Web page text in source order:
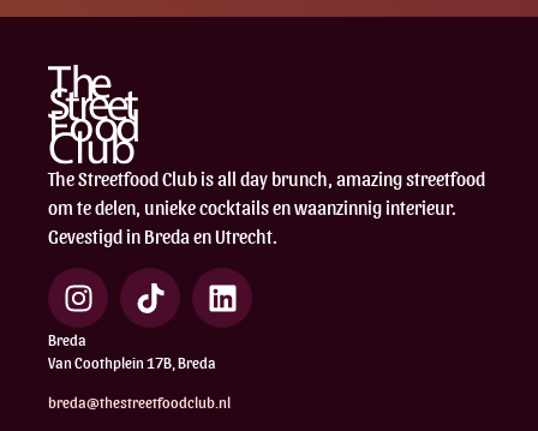
The Streetfood Club is all day brunch, amazing streetfood
om te delen, unieke cocktails en waanzinnig interieur.
Gevestigd in Breda en Utrecht.
Breda
Van Coothplein 17B, Breda
breda@thestreetfoodclub.nl